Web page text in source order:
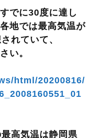
でに30度に達し
地では最高気温が
れていて、
い。
html/20200816/
高気温は静岡県